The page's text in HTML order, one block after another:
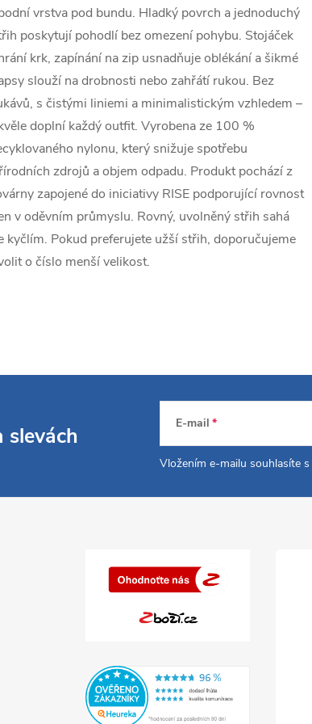
vrstva pod bundu. Hladký povrch a jednoduchý
poskytují pohodlí bez omezení pohybu. Stojáček
krk, zapínání na zip usnadňuje oblékání a šikmé
slouží na drobnosti nebo zahřátí rukou. Bez
s čistými liniemi a minimalistickým vzhledem –
doplní každý outfit. Vyrobena ze 100 %
nylonu, který snižuje spotřebu
zdrojů a objem odpadu. Produkt pochází z
zapojené do iniciativy RISE podporující rovnost
v oděvním průmyslu. Rovný, uvolněný střih sahá
kyčlím. Pokud preferujete užší střih, doporučujeme
o číslo menší velikost.
slevách E-mail
Vložením e-mailu souhlasíte s